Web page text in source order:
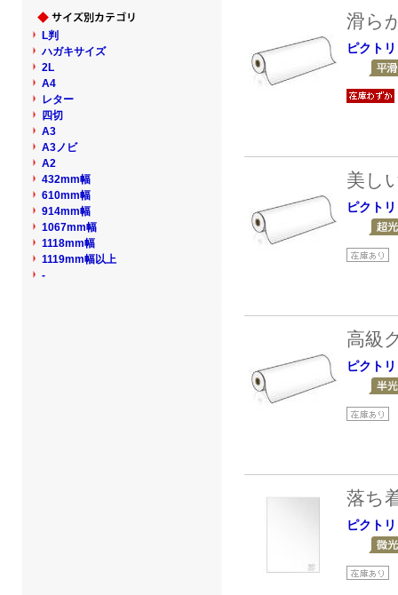
滑ら
ピクト
美し
ピクト
高級
ピクト
落ち
ピクト
L判
ハガキサイズ
2L
A4
レター
四切
A3
A3ノビ
A2
432mm幅
610mm幅
914mm幅
1067mm幅
1118mm幅
1119mm幅以上
-